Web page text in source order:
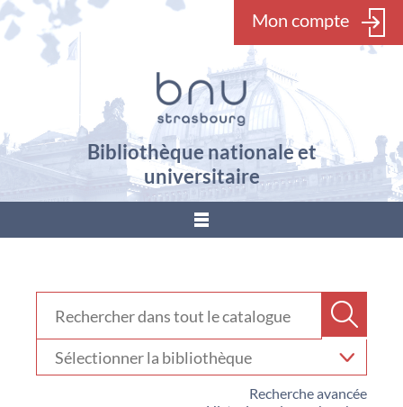
Mon compte
Bibliothèque nationale et
universitaire
???
Recherche avancée
votre
bibliothèque